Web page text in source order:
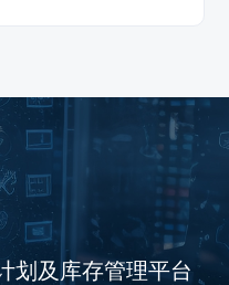
划及库存管理平台